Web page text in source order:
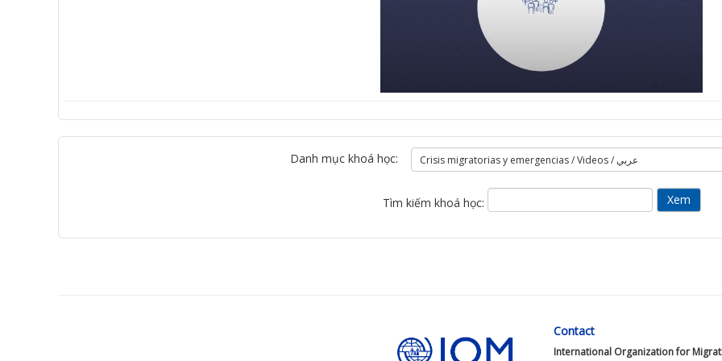
V
i
d
e
o
Danh mục khoá học:
Tìm kiếm khoá học:
Contact
International Organization for